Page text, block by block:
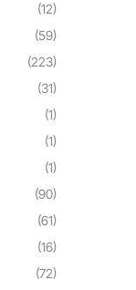
(12)
(59)
(223)
(31)
(1)
(1)
(1)
(90)
(61)
(16)
(72)